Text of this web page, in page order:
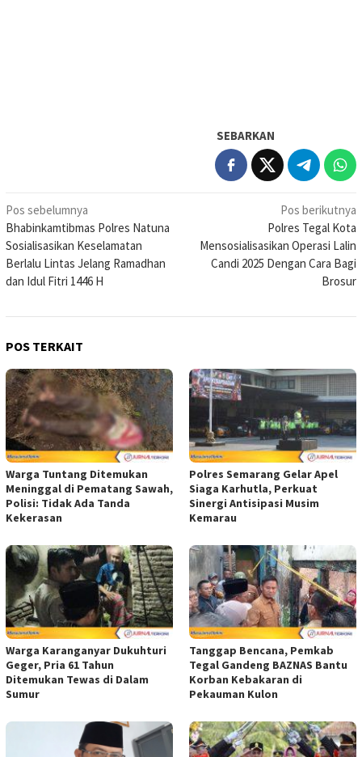
SEBARKAN
Navigasi
pos
Pos sebelumnya
Bhabinkamtibmas Polres Natuna
Sosialisasikan Keselamatan
Berlalu Lintas Jelang Ramadhan
dan Idul Fitri 1446 H
Pos berikutnya
Polres Tegal Kota
Mensosialisasikan Operasi Lalin
Candi 2025 Dengan Cara Bagi
Brosur
POS TERKAIT
Warga Tuntang Ditemukan
Meninggal di Pematang Sawah,
Polisi: Tidak Ada Tanda
Kekerasan
Polres Semarang Gelar Apel
Siaga Karhutla, Perkuat
Sinergi Antisipasi Musim
Kemarau
Warga Karanganyar Dukuhturi
Geger, Pria 61 Tahun
Ditemukan Tewas di Dalam
Sumur
Tanggap Bencana, Pemkab
Tegal Gandeng BAZNAS Bantu
Korban Kebakaran di
Pekauman Kulon